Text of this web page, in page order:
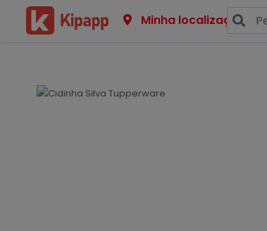
Minha localização